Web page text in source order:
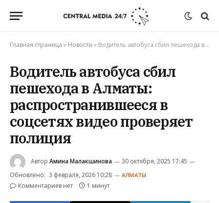
Главная страница » Новости » Водитель автобуса сбил пешехода в Алматы: распространившееся в соцсетях видео проверяет полиция
Водитель автобуса сбил
пешехода в Алматы:
распространившееся в
соцсетях видео проверяет
полиция
Автор Амина Малакшинова
30 октября, 2025 17:45
Обновлено: 3 февраля, 2026 10:28 АЛМАТЫ
Комментариев нет 1 минут